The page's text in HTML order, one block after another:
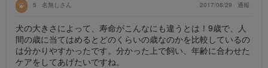
5 名無しさん 2017/08/29 通報
犬の大きさによって、寿命がこんなにも違うとは！9歳で、人
間の歳に当てはめるとどのくらいの歳なのかを比較しているの
は分かりやすかったです。分かった上で飼い、年齢に合わせた
ケアをしてあげたいですね。